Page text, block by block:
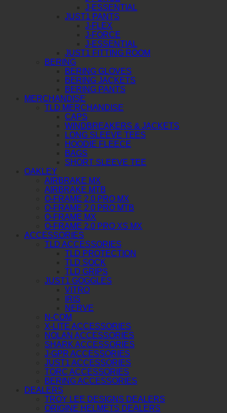
J-ESSENTIAL
JUST1 PANTS
J-FLEX
J-FORCE
J-ESSENTIAL
JUST1 FITTING ROOM
BERING
BERING GLOVES
BERING JACKETS
BERING PANTS
MERCHANDISE
TLD MERCHANDISE
CAPS
WINDBREAKERS & JACKETS
LONG SLEEVE TEES
HOODIE FLEECE
BAGS
SHORT SLEEVE TEE
OAKLEY
AIRBRAKE MX
AIRBRAKE MTB
O-FRAME 2.0 PRO MX
O-FRAME 2.0 PRO MTB
O-FRAME MX
O-FRAME 2.0 PRO XS MX
ACCESSORIES
TLD ACCESSORIES
TLD PROTECTION
TLD SOCK
TLD GRIPS
JUST1 GOGGLES
VITRO
IRIS
NERVE
N-COM
X-LITE ACCESSORIES
NOLAN ACCESSORIES
SHARK ACCESSORIES
J-GPR ACCESSORIES
JUST1 ACCESSORIES
TORC ACCESSORIES
BERING ACCESSORIES
DEALERS
TROY LEE DESIGNS DEALERS
ORIGINE HELMETS DEALERS